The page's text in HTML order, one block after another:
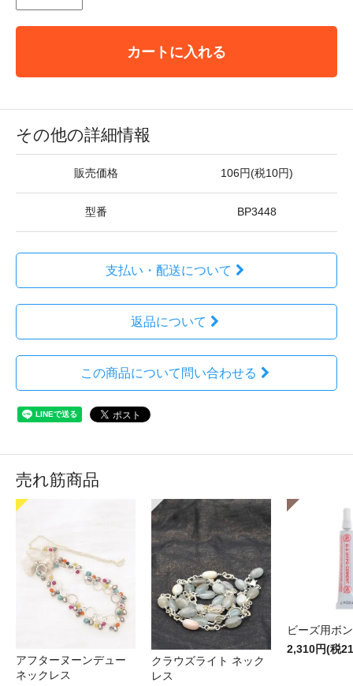
カートに入れる
その他の詳細情報
販売価格 106円(税10円)
型番 BP3448
支払い・配送について
返品について
この商品について問い合わせる
売れ筋商品
アフターヌーンデュー
ネックレス
クラウズライト ネック
レス
ビーズ用ボ
2,310円(税